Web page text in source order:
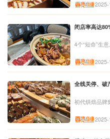
闭店率高达
4个“短命”生意
全线关停、破
初代烘焙品牌